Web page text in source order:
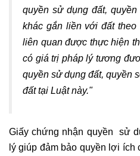
quyền sử dụng đất,
khác gắn liền với đất
liên quan được thực hiện
có giá trị pháp lý tương
quyền sử dụng đất, quyền
đất tại Luật này."
Giấy chứng nhận quyền sử
lý giúp đảm bảo quyền lợi